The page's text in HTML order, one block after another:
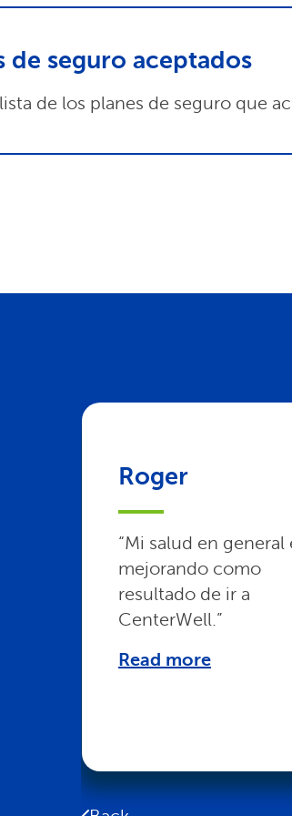
de seguro aceptados
de los planes de seguro que
Roger
“Mi salud en general
mejorando como
resultado de ir a
CenterWell.”
Read more